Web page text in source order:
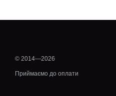
© 2014—2026
Приймаємо до оплати